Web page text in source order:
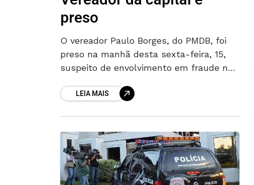
preso
O vereador Paulo Borges, do PMDB, foi
preso na manhã desta sexta-feira, 15,
suspeito de envolvimento em fraude na
(Amma) que resultou na Operação
LEIA MAIS